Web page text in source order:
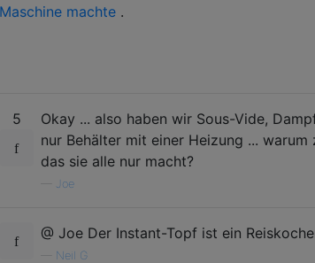
Maschine machte .
5
Okay ... also haben wir Sous-Vide,
nur Behälter mit einer Heizung ...
das sie alle nur macht?
Joe
@ Joe Der Instant-Topf ist ein
Neil G